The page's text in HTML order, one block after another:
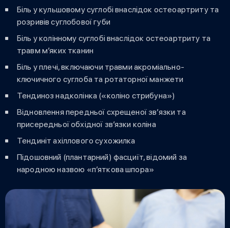
Біль у кульшовому суглобі внаслідок остеоартриту та
розривів суглобової губи
Біль у колінному суглобі внаслідок остеоартриту та
травм м’яких тканин
Біль у плечі, включаючи травми акроміально-
ключичного суглоба та ротаторної манжети
Тендиноз надколінка («коліно стрибуна»)
Відновлення передньої схрещеної зв’язки та
присередньої обхідної зв’язки коліна
Тендиніт ахіллового сухожилка
Підошовний (плантарний) фасциїт, відомий за
народною назвою «п’яткова шпора»